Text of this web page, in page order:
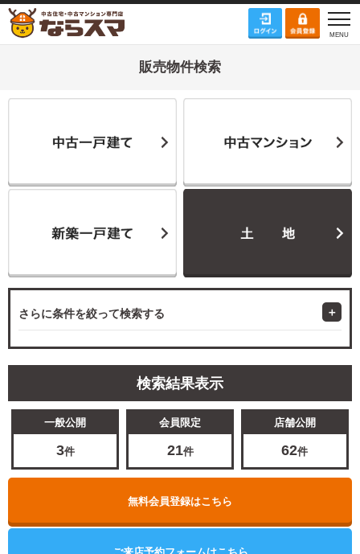
販売物件検索
さらに条件を絞って検索する
検索結果表示
一般公開
3件
会員限定
21件
店舗公開
62件
無料会員登録はこちら